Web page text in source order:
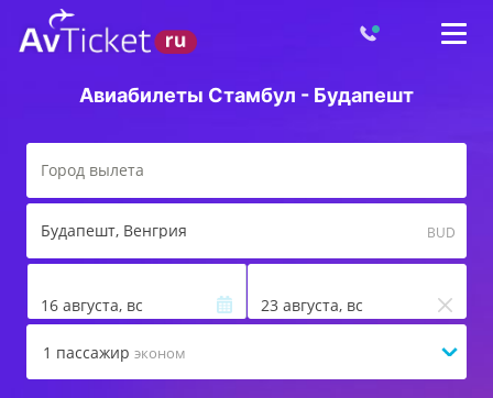
Авиабилеты Стамбул - Будапешт
Будапешт, Венгрия BUD
16 августа, вс 23 августа, вс
1 пассажир эконом